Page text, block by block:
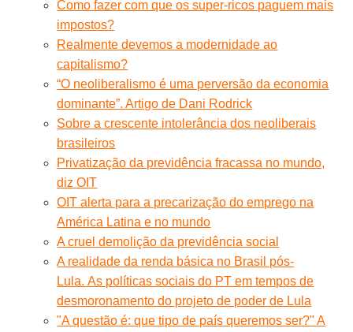
Como fazer com que os super-ricos paguem mais
impostos?
Realmente devemos a modernidade ao
capitalismo?
“O neoliberalismo é uma perversão da economia
dominante”. Artigo de Dani Rodrick
Sobre a crescente intolerância dos neoliberais
brasileiros
Privatização da previdência fracassa no mundo,
diz OIT
OIT alerta para a precarização do emprego na
América Latina e no mundo
A cruel demolição da previdência social
A realidade da renda básica no Brasil pós-
Lula. As políticas sociais do PT em tempos de
desmoronamento do projeto de poder de Lula
"A questão é: que tipo de país queremos ser?" A